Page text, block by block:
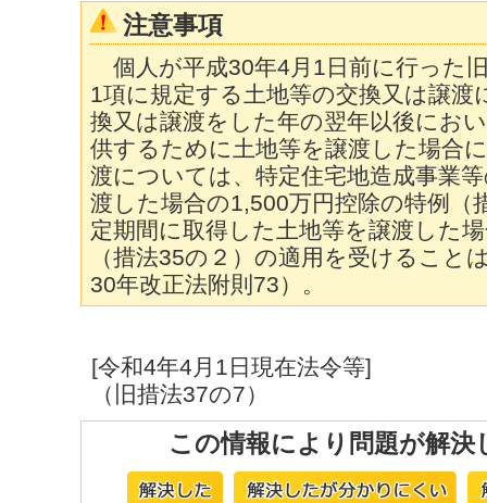
注意事項
個人が平成30年4月1日前に行った
1項に規定する土地等の交換又は譲渡
換又は譲渡をした年の翌年以後にお
供するために土地等を譲渡した場合
渡については、特定住宅地造成事業
渡した場合の1,500万円控除の特例（
定期間に取得した土地等を譲渡した
（措法35の２）の適用を受けること
30年改正法附則73）。
[令和4年4月1日現在法令等]
（旧措法37の7）
この情報により問題が解決